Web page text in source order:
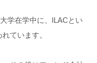
学在学中に、ILACとい
ています。